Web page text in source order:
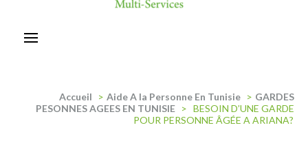
Accueil > Aide A la Personne En Tunisie > GARDES
PESONNES AGEES EN TUNISIE > BESOIN D’UNE GARDE
POUR PERSONNE ÂGÉE A ARIANA?